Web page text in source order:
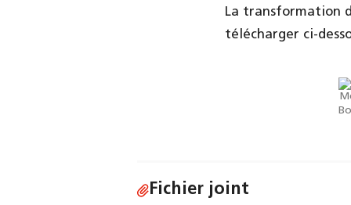
La transformation
télécharger ci-
Fichier joint